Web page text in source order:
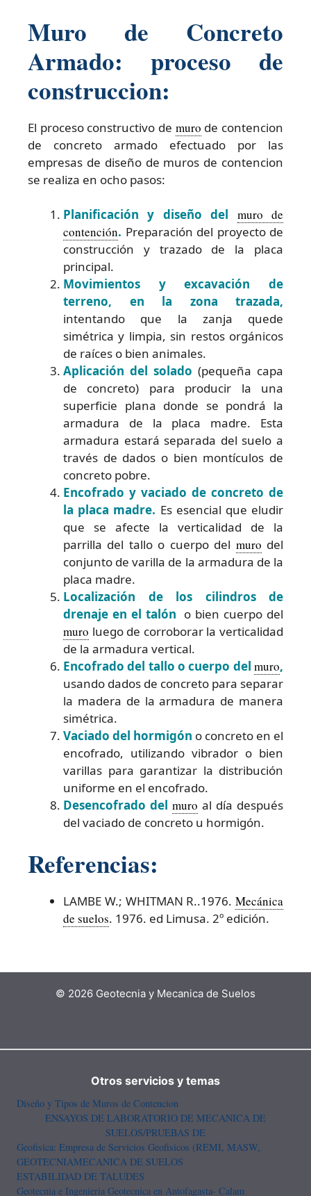
Muro de Concreto
Armado: proceso de
construccion:
El proceso constructivo de muro de contencion
de concreto armado efectuado por las
empresas de diseño de muros de contencion
se realiza en ocho pasos:
Planificación y diseño del muro de
contención. Preparación del proyecto de
construcción y trazado de la placa
principal.
Movimientos y excavación de
terreno, en la zona trazada,
intentando que la zanja quede
simétrica y limpia, sin restos orgánicos
de raíces o bien animales.
Aplicación del solado (pequeña capa
de concreto) para producir la una
superficie plana donde se pondrá la
armadura de la placa madre. Esta
armadura estará separada del suelo a
través de dados o bien montículos de
concreto pobre.
Encofrado y vaciado de concreto de
la placa madre. Es esencial que eludir
que se afecte la verticalidad de la
parrilla del tallo o cuerpo del muro del
conjunto de varilla de la armadura de la
placa madre.
Localización de los cilindros de
drenaje en el talón o bien cuerpo del
muro luego de corroborar la verticalidad
de la armadura vertical.
Encofrado del tallo o cuerpo del muro,
usando dados de concreto para separar
la madera de la armadura de manera
simétrica.
Vaciado del hormigón o concreto en el
encofrado, utilizando vibrador o bien
varillas para garantizar la distribución
uniforme en el encofrado.
Desencofrado del muro al día después
del vaciado de concreto u hormigón.
Referencias:
LAMBE W.; WHITMAN R..1976. Mecánica
de suelos. 1976. ed Limusa. 2º edición.
© 2026 Geotecnia y Mecanica de Suelos
Otros servicios y temas
Diseño y Tipos de Muros de Contencion
ENSAYOS DE LABORATORIO DE MECANICA DE
SUELOS/PRUEBAS DE
Geofisica: Empresa de Servicios Geofisicos (REMI, MASW,
GEOTECNIAMECANICA DE SUELOS
ESTABILIDAD DE TALUDES
Geotecnia e Ingenieria Geotecnica en Antofagasta- Calam